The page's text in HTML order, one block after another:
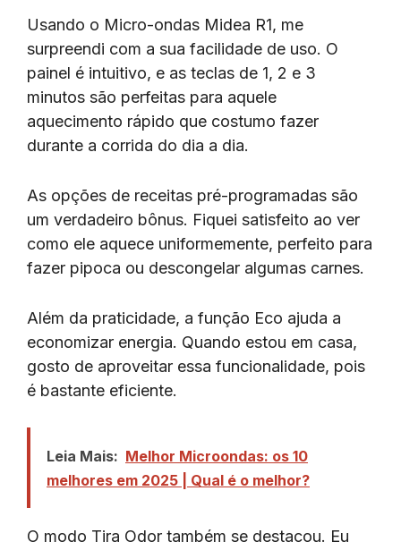
Usando o Micro-ondas Midea R1, me
surpreendi com a sua facilidade de uso. O
painel é intuitivo, e as teclas de 1, 2 e 3
minutos são perfeitas para aquele
aquecimento rápido que costumo fazer
durante a corrida do dia a dia.
As opções de receitas pré-programadas são
um verdadeiro bônus. Fiquei satisfeito ao ver
como ele aquece uniformemente, perfeito para
fazer pipoca ou descongelar algumas carnes.
Além da praticidade, a função Eco ajuda a
economizar energia. Quando estou em casa,
gosto de aproveitar essa funcionalidade, pois
é bastante eficiente.
Leia Mais: Melhor Microondas: os 10
melhores em 2025 | Qual é o melhor?
O modo Tira Odor também se destacou. Eu